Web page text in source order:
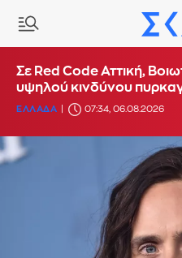
Σε Red Code Αττική,
υψηλού κινδύνου
ΕΛΛΑΔΑ 07:34, 06.08.2026